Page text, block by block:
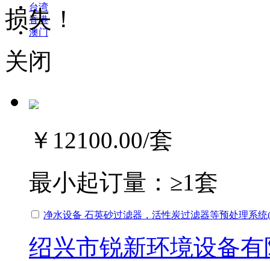
台湾
香港
澳门
损失！
关闭
￥12100.00/套
最小起订量： ≥1套
净水设备 石英砂过滤器，活性炭过滤器等预处理系统
绍兴市锐新环境设备